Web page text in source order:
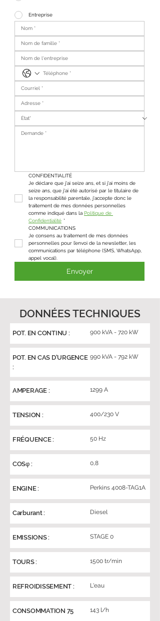
Entreprise
CONFIDENTIALITÉ
Je déclare que j'ai seize ans, et si j'ai moins de
seize ans, que j'ai été autorisé par le titulaire de
la responsabilité parentale, j'accepte donc le
traitement de mes données personnelles
comme indiqué dans la Politique de
Confidentialité *
COMMUNICATIONS
Je consens au traitement de mes données
personnelles pour l’envoi de la newsletter, les
communications par téléphone (SMS, WhatsApp,
appel vocal).
Envoyer
DONNÉES TECHNIQUES
POT. EN CONTINU : 900 kVA - 720 kW
POT. EN CAS D'URGENCE
:
990 kVA - 792 kW
AMPERAGE : 1299 A
TENSION : 400/230 V
FRÉQUENCE : 50 Hz
COSφ : 0,8
ENGINE : Perkins 4008-TAG1A
Carburant : Diesel
EMISSIONS : STAGE 0
TOURS : 1500 tr/min
REFROIDISSEMENT : L'eau
CONSOMMATION 75 143 l/h